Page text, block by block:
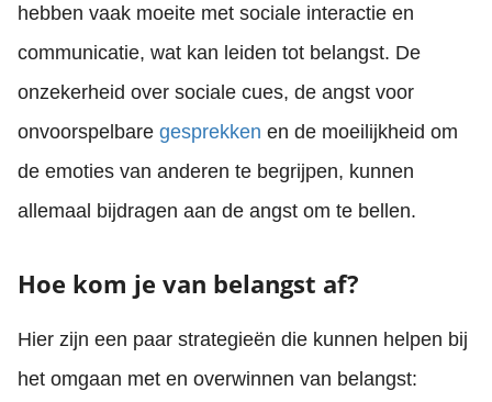
hebben vaak moeite met sociale interactie en
communicatie, wat kan leiden tot belangst. De
onzekerheid over sociale cues, de angst voor
onvoorspelbare gesprekken en de moeilijkheid om
de emoties van anderen te begrijpen, kunnen
allemaal bijdragen aan de angst om te bellen.
Hoe kom je van belangst af?
Hier zijn een paar strategieën die kunnen helpen bij
het omgaan met en overwinnen van belangst: